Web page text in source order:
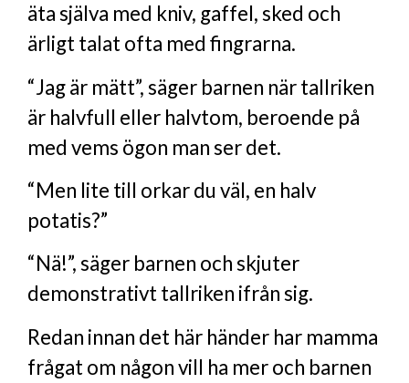
äta själva med kniv, gaffel, sked och
ärligt talat ofta med fingrarna.
“Jag är mätt”, säger barnen när tallriken
är halvfull eller halvtom, beroende på
med vems ögon man ser det.
“Men lite till orkar du väl, en halv
potatis?”
“Nä!”, säger barnen och skjuter
demonstrativt tallriken ifrån sig.
Redan innan det här händer har mamma
frågat om någon vill ha mer och barnen